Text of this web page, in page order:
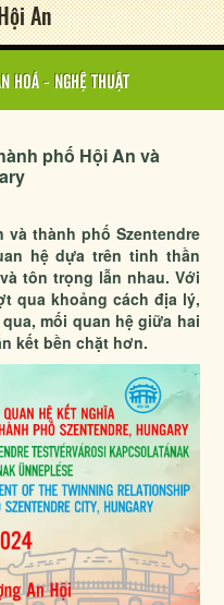
An
HOÁ - NGHỆ THUẬT
phố Hội An và
và thành phố Szentendre
hệ dựa trên tinh thần
tôn trọng lẫn nhau. Với
qua khoảng cách địa lý,
mối quan hệ giữa hai
kết bền chặt hơn.